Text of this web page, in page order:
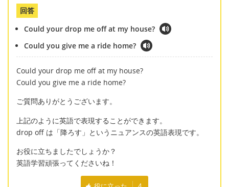
回答
Could your drop me off at my house?
Could you give me a ride home?
Could your drop me off at my house?
Could you give me a ride home?
ご質問ありがとうございます。
上記のように英語で表現することができます。
drop off は「降ろす」というニュアンスの英語表現です。
お役に立ちましたでしょうか？
英語学習頑張ってくださいね！